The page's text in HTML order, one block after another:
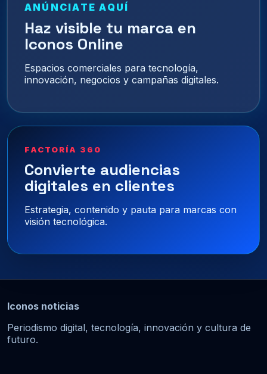
ANÚNCIATE AQUÍ
Haz visible tu marca en
Iconos Online
Espacios comerciales para tecnología,
innovación, negocios y campañas digitales.
FACTORÍA 360
Convierte audiencias
digitales en clientes
Estrategia, contenido y pauta para marcas con
visión tecnológica.
Iconos noticias
Periodismo digital, tecnología, innovación y cultura de
futuro.